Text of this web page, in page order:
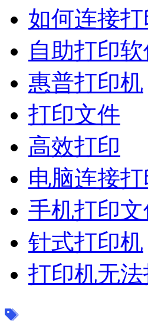
如何连接
自助打印
惠普打印机
打印文件
高效打印
电脑连接
手机打印文
针式打印机
打印机无法